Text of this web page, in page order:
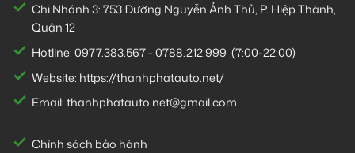
Chi Nhánh 3:753 Đường Nguyễn Ảnh Thủ, P. Hiệp Thành,
Quận 12
Hotline:0977.383.567-0788.212.999 (7:00-22:00)
Website: https://thanhphatauto.net/
Email:thanhphatauto.net@gmail.com
Chính sách bảo hành